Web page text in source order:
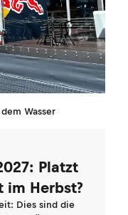
Wasser
Platzt
im Herbst?
Dies sind die